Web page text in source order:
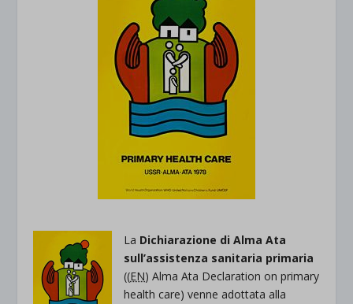
La Dichiarazione di Alma Ata
sull’assistenza sanitaria primaria
((EN) Alma Ata Declaration on primary
health care) venne adottata alla